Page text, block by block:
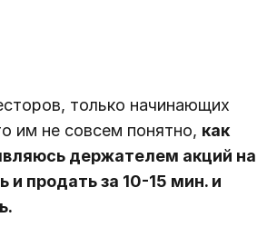
только начинающих
им не совсем понятно, как
держателем акций на
продать за 10-15 мин. и